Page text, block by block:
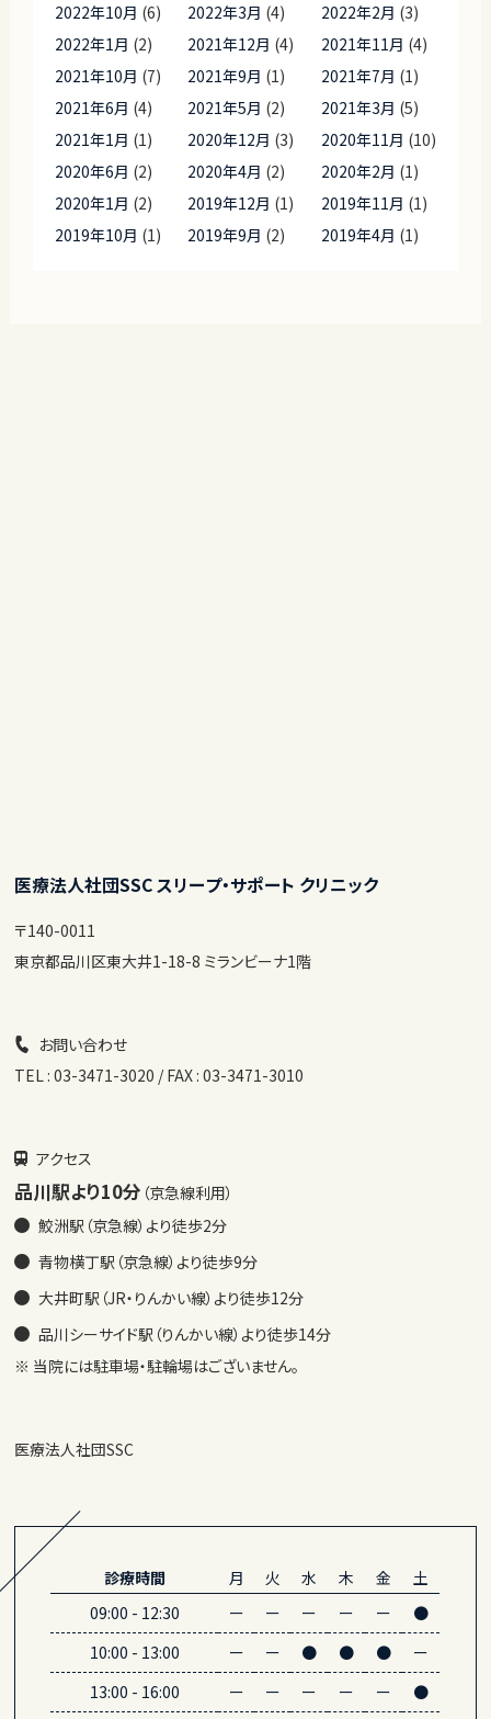
2022年10月 (6) 2022年3月 (4) 2022年2月 (3)
2022年1月 (2) 2021年12月 (4) 2021年11月 (4)
2021年10月 (7) 2021年9月 (1) 2021年7月 (1)
2021年6月 (4) 2021年5月 (2) 2021年3月 (5)
2021年1月 (1) 2020年12月 (3) 2020年11月 (10)
2020年6月 (2) 2020年4月 (2) 2020年2月 (1)
2020年1月 (2) 2019年12月 (1) 2019年11月 (1)
2019年10月 (1) 2019年9月 (2) 2019年4月 (1)
医療法人社団SSC スリープ・サポート クリニック
〒140-0011
東京都品川区東大井1-18-8 ミランビーナ1階
お問い合わせ
TEL : 03-3471-3020 / FAX : 03-3471-3010
アクセス
品川駅より10分 （京急線利用）
鮫洲駅（京急線）より徒歩2分
青物横丁駅（京急線）より徒歩9分
大井町駅（JR・りんかい線）より徒歩12分
品川シーサイド駅（りんかい線）より徒歩14分
※ 当院には駐車場・駐輪場はございません。
医療法人社団SSC
診療時間 月 火 水 木 金
土
09:00 - 12:30 ー ー ー ー ー
●
10:00 - 13:00 ー ー ● ● ●
ー
13:00 - 16:00 ー ー ー ー ー
●